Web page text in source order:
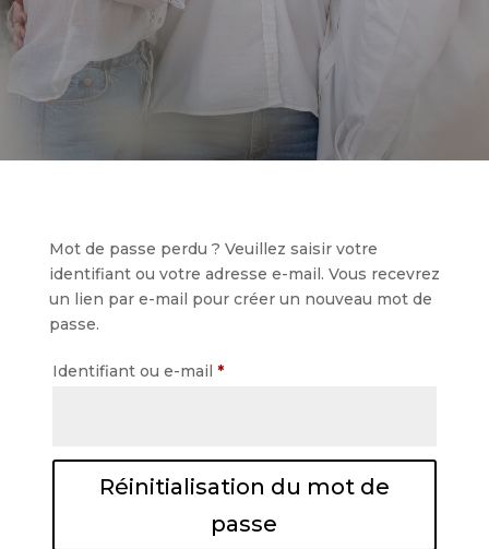
Mot de passe perdu ? Veuillez saisir votre
identifiant ou votre adresse e-mail. Vous recevrez
un lien par e-mail pour créer un nouveau mot de
passe.
Identifiant ou e-mail *Obligatoire
Réinitialisation du mot de
passe